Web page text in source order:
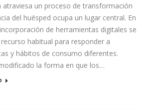
atraviesa un proceso de transformación
del huésped ocupa un lugar central. En
de herramientas digitales se
habitual para responder a
y hábitos de consumo diferentes.
la forma en que los…